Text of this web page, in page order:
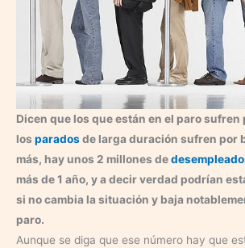
Dicen que los que están en el paro sufren
los paradosde larga duración sufren por
más, hay unos 2 millones de
más de 1 año, y a decir verdad podrían
si no cambia la situación y baja
paro.
Aunque se diga que ese número hay que